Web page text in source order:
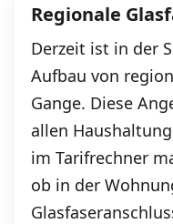
Regionale
Derzeit ist in der
Aufbau von
Gange. Diese
allen
im Tarifrechner
ob in der